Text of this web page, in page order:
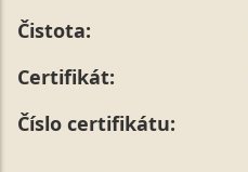
Čistota:
Certifikát:
Číslo certifikátu: